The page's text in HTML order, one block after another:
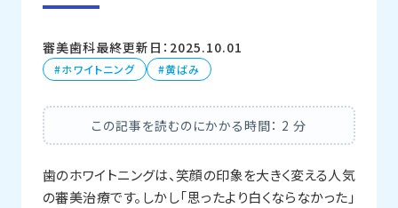
審美歯科最終更新日：2025.10.01
ホワイトニング 黄ばみ
この記事を読むのにかかる時間： 2 分
歯のホワイトニングは、笑顔の印象を大きく変える人気
の審美治療です。しかし「思ったより白くならなかった」